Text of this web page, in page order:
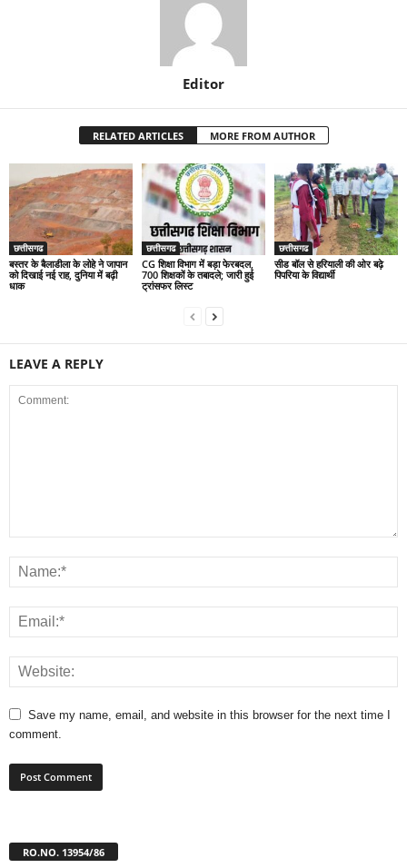
Editor
RELATED ARTICLES MORE FROM AUTHOR
छत्तीसगढ
बस्तर के बैलाडीला के लोहे ने जापान
को दिखाई नई राह, दुनिया में बढ़ी
धाक
छत्तीसगढ
CG शिक्षा विभाग में बड़ा फेरबदल,
700 शिक्षकों के तबादले; जारी हुई
ट्रांसफर लिस्ट
छत्तीसगढ
सीड बॉल से हरियाली की ओर बढ़े
पिपरिया के विद्यार्थी
LEAVE A REPLY
Save my name, email, and website in this browser for the next time I
comment.
RO.NO. 13954/86